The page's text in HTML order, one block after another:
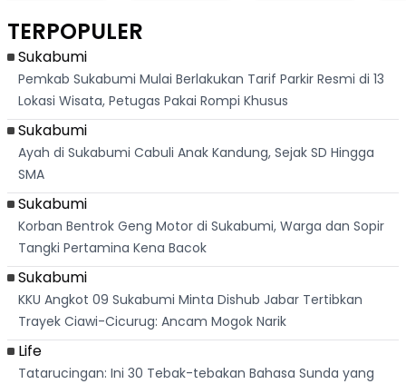
Banteng
"Bang Messi"
TERPOPULER
Sukabumi
Pemkab Sukabumi Mulai Berlakukan Tarif Parkir Resmi di 13
Lokasi Wisata, Petugas Pakai Rompi Khusus
Sukabumi
Ayah di Sukabumi Cabuli Anak Kandung, Sejak SD Hingga
SMA
Sukabumi
Korban Bentrok Geng Motor di Sukabumi, Warga dan Sopir
Tangki Pertamina Kena Bacok
Sukabumi
KKU Angkot 09 Sukabumi Minta Dishub Jabar Tertibkan
Trayek Ciawi-Cicurug: Ancam Mogok Narik
Life
Tatarucingan: Ini 30 Tebak-tebakan Bahasa Sunda yang